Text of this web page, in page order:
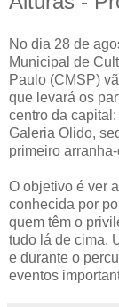
No dia 28 de
Municipal de
Paulo (CMSP)
que levará os
centro da
Galeria Olido,
primeiro
O objetivo é ver
conhecida por
quem têm o
tudo lá de cima.
e durante o
eventos